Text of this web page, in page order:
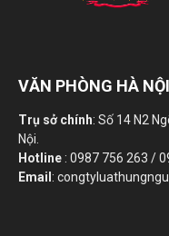
VĂN PHÒNG HÀ NỘI
Trụ sở chính: Số 14 N2
Nội.
Hotline : 0987 756 263 /
Email :